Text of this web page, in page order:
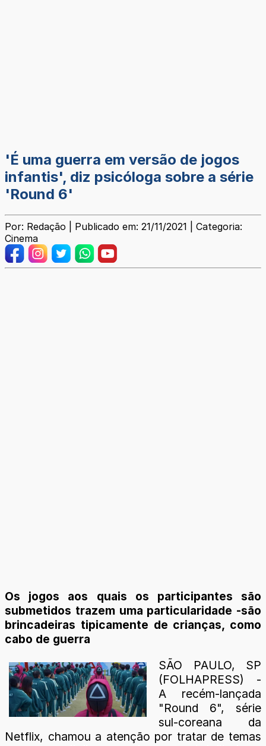
'É uma guerra em versão de jogos
infantis', diz psicóloga sobre a série
'Round 6'
Por: Redação | Publicado em: 21/11/2021 | Categoria:
Cinema
Os jogos aos quais os participantes são
submetidos trazem uma particularidade -são
brincadeiras tipicamente de crianças, como
cabo de guerra
SÃO PAULO, SP
(FOLHAPRESS) -
A recém-lançada
"Round 6", série
sul-coreana da
Netflix, chamou a atenção por tratar de temas